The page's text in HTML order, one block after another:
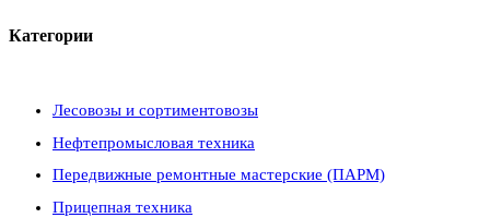
Категории
Лесовозы и сортиментовозы
Нефтепромысловая техника
Передвижные ремонтные мастерские (ПАРМ)
Прицепная техника